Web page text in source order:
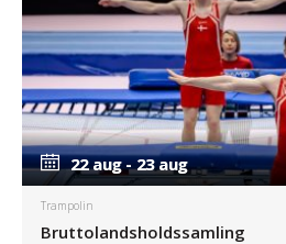
22 aug - 23 aug
22 aug - 23 aug
Trampolin
Bruttolandsholdssamling